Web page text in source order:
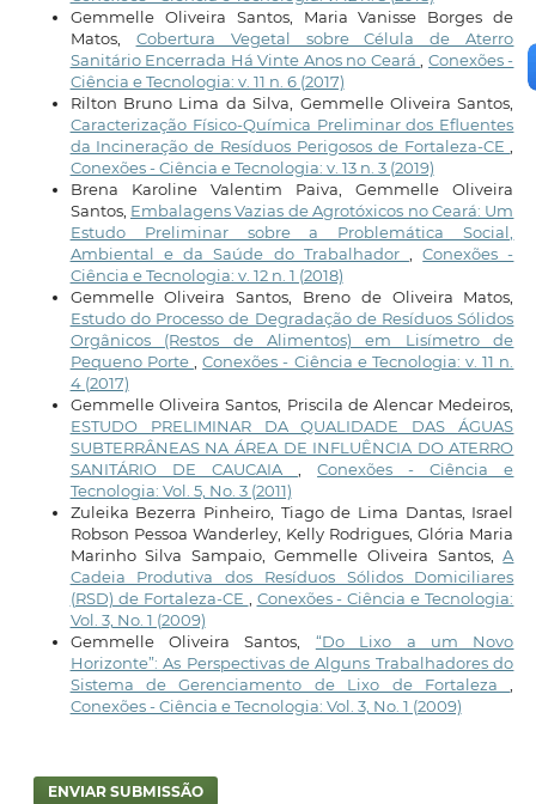
Gemmelle Oliveira Santos, Maria Vanisse Borges de
Matos, Cobertura Vegetal sobre Célula de Aterro
Sanitário Encerrada Há Vinte Anos no Ceará
Conexões -
Ciência e Tecnologia: v. 11 n. 6 (2017)
Rilton Bruno Lima da Silva, Gemmelle Oliveira Santos,
Caracterização Físico-Química Preliminar dos Efluentes
da Incineração de Resíduos Perigosos de Fortaleza-CE
Conexões - Ciência e Tecnologia: v. 13 n. 3 (2019)
Brena Karoline Valentim Paiva, Gemmelle Oliveira
Santos, Embalagens Vazias de Agrotóxicos no Ceará: Um
Estudo Preliminar sobre a Problemática Social,
Ambiental e da Saúde do Trabalhador
,Conexões -
Ciência e Tecnologia: v. 12 n. 1 (2018)
Gemmelle Oliveira Santos, Breno de Oliveira Matos,
Estudo do Processo de Degradação de Resíduos Sólidos
Orgânicos (Restos de Alimentos) em Lisímetro de
Pequeno Porte
,Conexões - Ciência e Tecnologia: v. 11 n.
4 (2017)
Gemmelle Oliveira Santos, Priscila de Alencar Medeiros,
ESTUDO PRELIMINAR DA QUALIDADE DAS ÁGUAS
SUBTERRÂNEAS NA ÁREA DE INFLUÊNCIA DO ATERRO
SANITÁRIO DE CAUCAIA
,Conexões - Ciência e
Tecnologia: Vol. 5, No. 3 (2011)
Zuleika Bezerra Pinheiro, Tiago de Lima Dantas, Israel
Robson Pessoa Wanderley, Kelly Rodrigues, Glória Maria
Marinho Silva Sampaio, Gemmelle Oliveira Santos,A
Cadeia Produtiva dos Resíduos Sólidos Domiciliares
(RSD) de Fortaleza-CE
Conexões - Ciência e Tecnologia:
Vol. 3, No. 1 (2009)
Gemmelle Oliveira Santos, “Do Lixo a um Novo
Horizonte”: As Perspectivas de Alguns Trabalhadores do
Sistema de Gerenciamento de Lixo de Fortaleza
Conexões - Ciência e Tecnologia: Vol. 3, No. 1 (2009)
ENVIAR SUBMISSÃO